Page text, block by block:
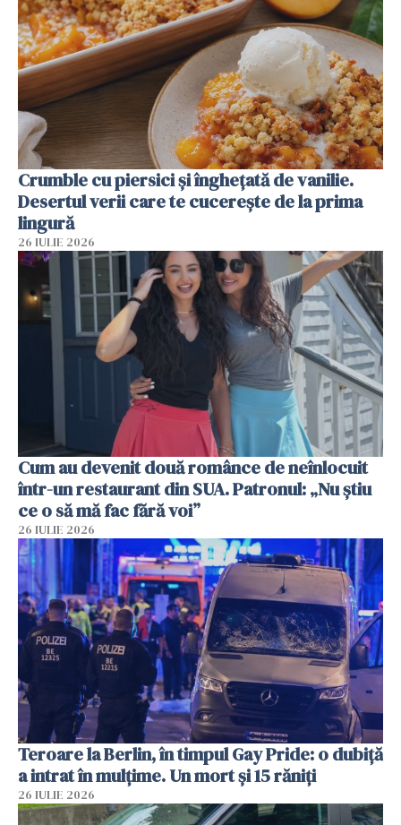
Crumble cu piersici și înghețată de vanilie.
Desertul verii care te cucerește de la prima
lingură
26 IULIE 2026
Cum au devenit două românce de neînlocuit
într-un restaurant din SUA. Patronul: „Nu știu
ce o să mă fac fără voi”
26 IULIE 2026
Teroare la Berlin, în timpul Gay Pride: o dubiță
a intrat în mulțime. Un mort și 15 răniți
26 IULIE 2026